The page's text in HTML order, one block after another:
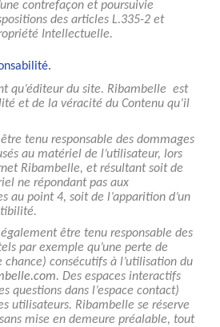
contrefaçon et poursuivie
des articles L.335-2 et
Intellectuelle.
qu’éditeur du site. Ribambelle est
et de la véracité du Contenu qu’il
tenu responsable des dommages
au matériel de l’utilisateur, lors
Ribambelle, et résultant soit de
ne répondant pas aux
au point 4, soit de l’apparition d’un
être tenu responsable des
par exemple qu’une perte de
chance) consécutifs à l’utilisation du
. Des espaces interactifs
questions dans l’espace contact)
utilisateurs. Ribambelle se réserve
mise en demeure préalable, tout